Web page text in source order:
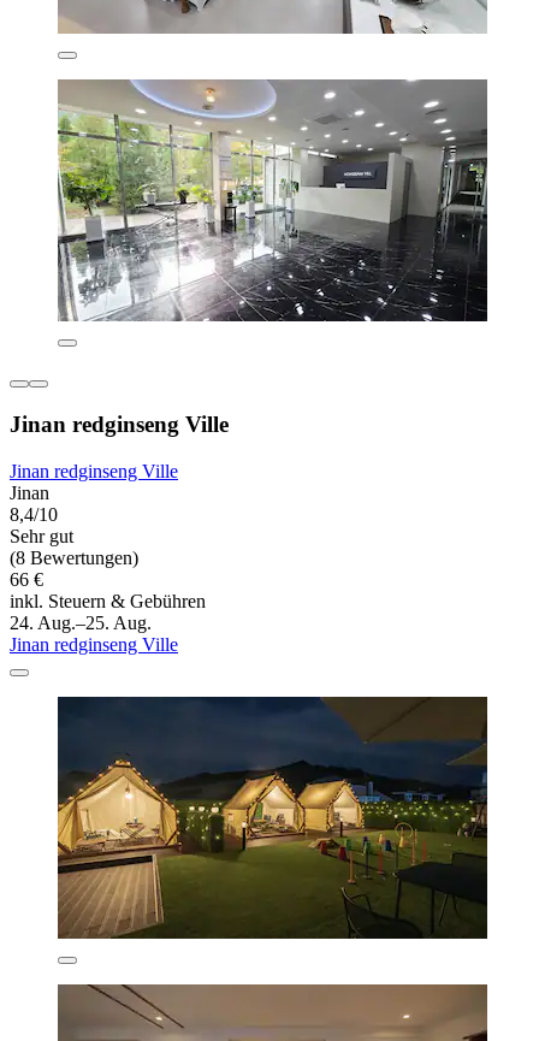
Jinan redginseng Ville
Jinan redginseng Ville
Jinan
8,4/10
Sehr gut
(8 Bewertungen)
66 €
inkl. Steuern & Gebühren
24. Aug.–25. Aug.
Jinan redginseng Ville